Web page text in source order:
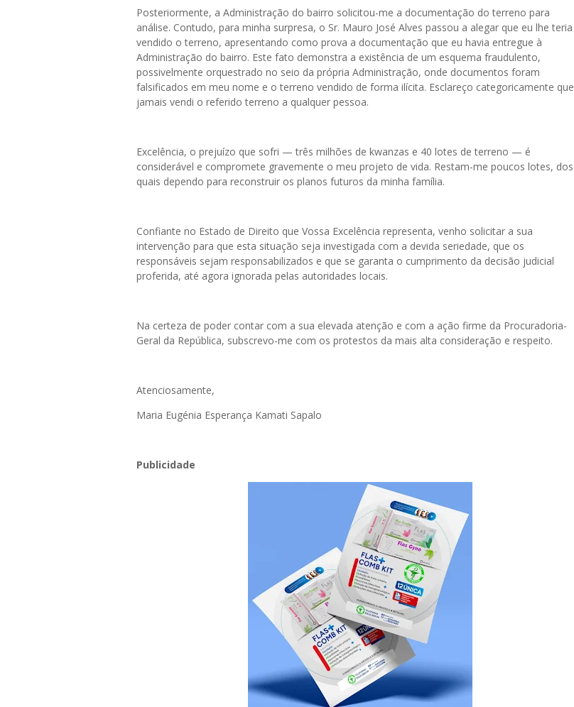
Posteriormente, a Administração do bairro solicitou-me a documentação do terreno para
análise. Contudo, para minha surpresa, o Sr. Mauro José Alves passou a alegar que eu lhe teria
vendido o terreno, apresentando como prova a documentação que eu havia entregue à
Administração do bairro. Este fato demonstra a existência de um esquema fraudulento,
possivelmente orquestrado no seio da própria Administração, onde documentos foram
falsificados em meu nome e o terreno vendido de forma ilícita. Esclareço categoricamente que
jamais vendi o referido terreno a qualquer pessoa.
Excelência, o prejuízo que sofri — três milhões de kwanzas e 40 lotes de terreno — é
considerável e compromete gravemente o meu projeto de vida. Restam-me poucos lotes, dos
quais dependo para reconstruir os planos futuros da minha família.
Confiante no Estado de Direito que Vossa Excelência representa, venho solicitar a sua
intervenção para que esta situação seja investigada com a devida seriedade, que os
responsáveis sejam responsabilizados e que se garanta o cumprimento da decisão judicial
proferida, até agora ignorada pelas autoridades locais.
Na certeza de poder contar com a sua elevada atenção e com a ação firme da Procuradoria-
Geral da República, subscrevo-me com os protestos da mais alta consideração e respeito.
Atenciosamente,
Maria Eugénia Esperança Kamati Sapalo
Publicidade